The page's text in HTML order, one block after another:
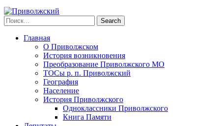
Главная
О Приволжском
История возникновения
Преобразование Приволжского МО
ТОСы р. п. Приволжский
География
Население
История Приволжского
Одноклассники Приволжского
Книга Памяти